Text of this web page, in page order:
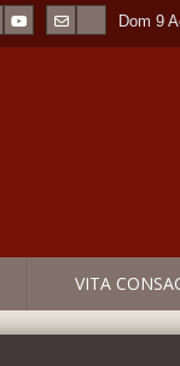
Dom 9
VITA